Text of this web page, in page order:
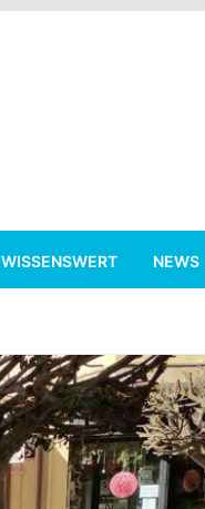
WISSENSWERT NEWS